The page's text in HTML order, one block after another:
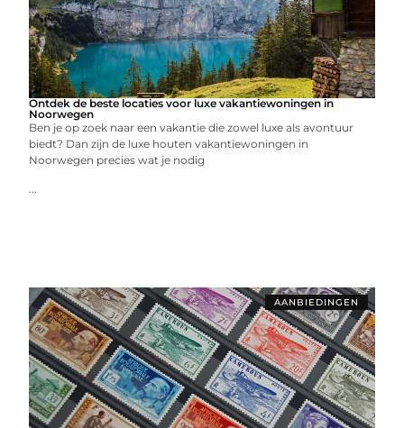
Ontdek de beste locaties voor luxe vakantiewoningen in
Noorwegen
Ben je op zoek naar een vakantie die zowel luxe als avontuur
biedt? Dan zijn de luxe houten vakantiewoningen in
Noorwegen precies wat je nodig
...
AANBIEDINGEN